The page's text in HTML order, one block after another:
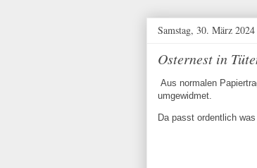
Samstag, 30. März 2024
Osternest in
Aus normalen
umgewidmet.
Da passt ordentlich